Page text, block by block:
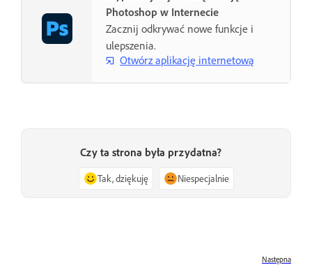
Photoshop w Internecie
Zacznij odkrywać nowe funkcje i
ulepszenia.
Otwórz aplikację internetową
Czy ta strona była przydatna?
Tak, dziękuję Niespecjalnie
Następna